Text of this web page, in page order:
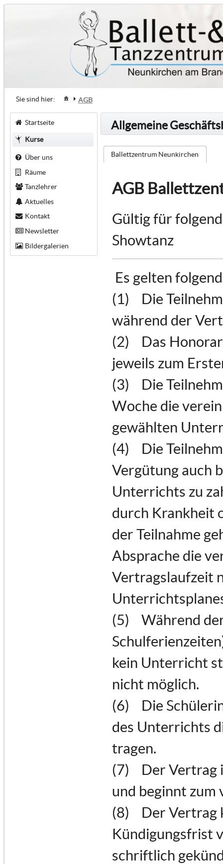
Sie sind hier: AGB
Startseite
Kurse
Über uns
Räume
Tanzlehrer
Aktuelles
Kontakt
Newsletter
Bildergalerien
Allgemeine
Ballettzentrum Neunkirchen
AGB
Gültig für
Showtanz
Es gelten
(1) Die
während der
(2) Das Honorar
jeweils zum
(3) Die
Woche die
gewählten
(4) Die
Vergütung auch
Unterrichts zu
durch Krankheit
der Teilnahme
Absprache die
Vertragslaufzeit
(5) Während der
kein Unterricht
nicht möglich.
(6) Die
des Unterrichts
tragen.
(7) Der Vertrag
und beginnt
(8) Der Vertrag
Kündigungsfrist
schriftlich